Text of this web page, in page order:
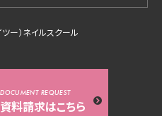
ー）ネイルスクール
DOCUMENT REQUEST
資料請求はこちら